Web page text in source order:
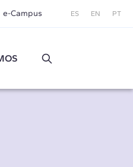
e-Campus ES EN PT